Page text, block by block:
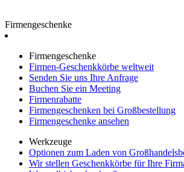
Firmengeschenke
Firmengeschenke
Firmen-Geschenkkörbe weltweit
Senden Sie uns Ihre Anfrage
Buchen Sie ein Meeting
Firmenrabatte
Firmengeschenken bei Großbestellung
Firmengeschenke ansehen
Werkzeuge
Optionen zum Laden von
Wir stellen Geschenkkörbe für Ihre